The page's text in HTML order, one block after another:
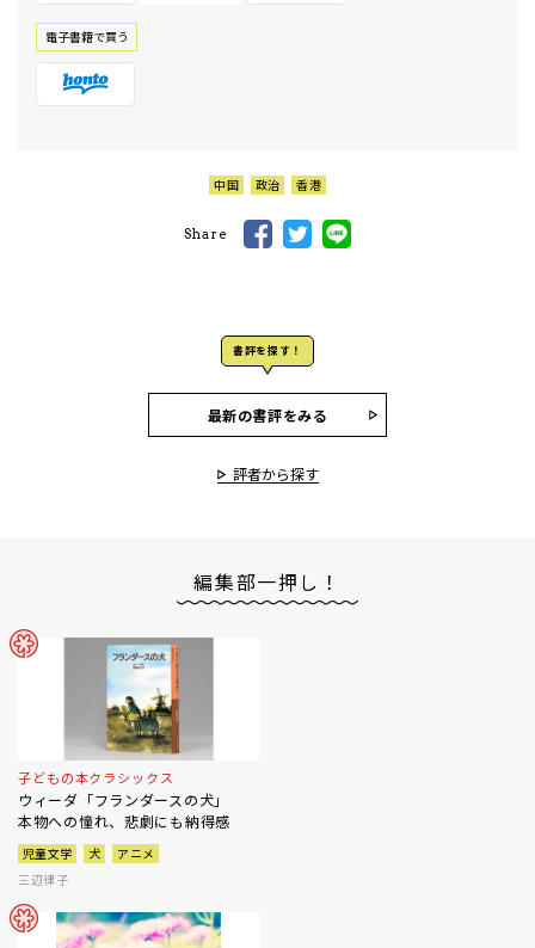
電⼦書籍で買う
中国 政治 香港
Share
書評を探す！
最新の書評をみる
評者から探す
編集部一押し！
子どもの本クラシックス
ウィーダ「フランダースの犬」
本物への憧れ、悲劇にも納得感
児童文学 犬
アニメ
三辺律子